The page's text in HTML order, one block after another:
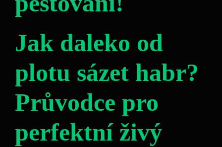
Jak daleko od
plotu sázet habr?
Průvodce pro
perfektní živý